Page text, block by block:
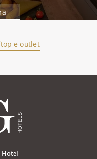
e outlet
Hotel